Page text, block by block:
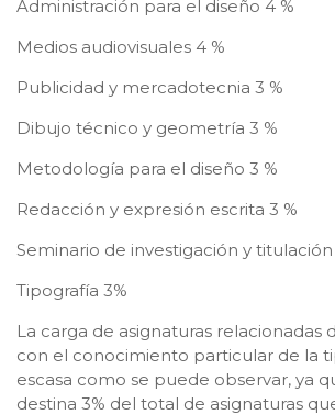
Administración para el diseño 4 %
Medios audiovisuales 4 %
Publicidad y mercadotecnia 3 %
Dibujo técnico y geometría 3 %
Metodología para el diseño 3 %
Redacción y expresión escrita 3 %
Seminario de investigación y titulación
Tipografía 3%
La carga de asignaturas relacionadas
con el conocimiento particular de la
escasa como se puede observar, ya
destina 3% del total de asignaturas